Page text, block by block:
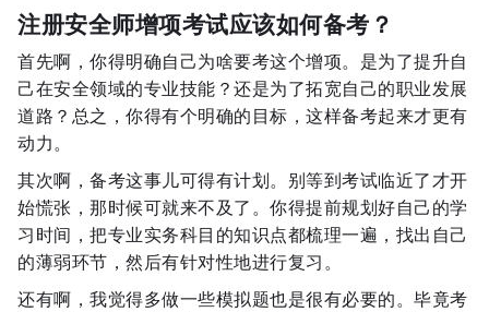
注册安全师增项考试应该如何备考？
首先啊，你得明确自己为啥要考这个增项。是为了提升自
己在安全领域的专业技能？还是为了拓宽自己的职业发展
道路？总之，你得有个明确的目标，这样备考起来才更有
动力。
其次啊，备考这事儿可得有计划。别等到考试临近了才开
始慌张，那时候可就来不及了。你得提前规划好自己的学
习时间，把专业实务科目的知识点都梳理一遍，找出自己
的薄弱环节，然后有针对性地进行复习。
还有啊，我觉得多做一些模拟题也是很有必要的。毕竟考